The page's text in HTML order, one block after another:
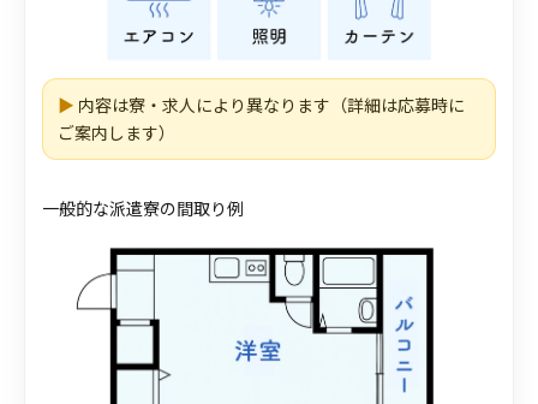
▶ 内容は寮・求人により異なります（詳細は応募時に
ご案内します）
一般的な派遣寮の間取り例